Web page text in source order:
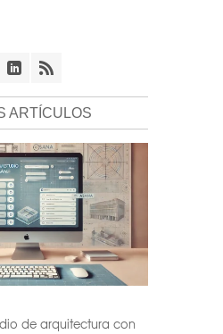
ARTÍCULOS
de arquitectura con